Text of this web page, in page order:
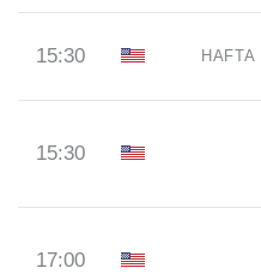
15:30 HAFTA
15:30
17:00